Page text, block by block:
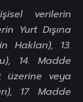
verilerin
Yurt Dışına
Hakları), 13.
14. Madde
üzerine veya
17. Madde